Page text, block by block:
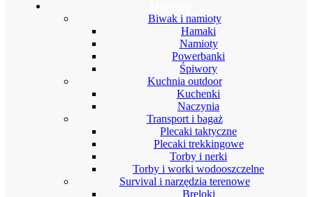
Biwak i namioty
Hamaki
Namioty
Powerbanki
Śpiwory
Kuchnia outdoor
Kuchenki
Naczynia
Transport i bagaż
Plecaki taktyczne
Plecaki trekkingowe
Torby i nerki
Torby i worki wodooszczelne
Survival i narzędzia terenowe
Breloki